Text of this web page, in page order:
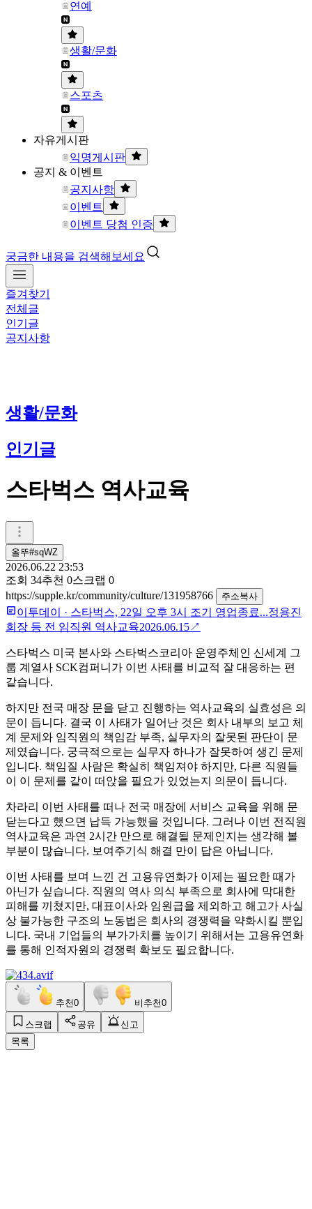
연예
생활/문화
스포츠
자유게시판
익명게시판
공지 & 이벤트
공지사항
이벤트
이벤트 당첨 인증
궁금한 내용을 검색해보세요
즐겨찾기
전체글
인기글
공지사항
생활/문화
인기글
스타벅스 역사교육
올뚜#sqWZ
2026.06.22 23:53
조회 34추천 0스크랩 0
https://supple.kr/community/culture/131958766
주소복사
이투데이 · 스타벅스, 22일 오후 3시 조기 영업종료...정용진
회장 등 전 임직원 역사교육2026.06.15↗
스타벅스 미국 본사와 스타벅스코리아 운영주체인 신세계 그
룹 계열사 SCK컴퍼니가 이번 사태를 비교적 잘 대응하는 편
같습니다.
하지만 전국 매장 문을 닫고 진행하는 역사교육의 실효성은 의
문이 듭니다. 결국 이 사태가 일어난 것은 회사 내부의 보고 체
계 문제와 임직원의 책임감 부족, 실무자의 잘못된 판단이 문
제였습니다. 궁극적으로는 실무자 하나가 잘못하여 생긴 문제
입니다. 책임질 사람은 확실히 책임져야 하지만, 다른 직원들
이 이 문제를 같이 떠앉을 필요가 있었는지 의문이 듭니다.
차라리 이번 사태를 떠나 전국 매장에 서비스 교육을 위해 문
닫는다고 했으면 납득 가능했을 것입니다. 그러나 이번 전직원
역사교육은 과연 2시간 만으로 해결될 문제인지는 생각해 볼
부분이 많습니다. 보여주기식 해결 만이 답은 아닙니다.
이번 사태를 보며 느낀 건 고용유연화가 이제는 필요한 때가
아닌가 싶습니다. 직원의 역사 의식 부족으로 회사에 막대한
피해를 끼쳤지만, 대표이사와 임원급을 제외하고 해고가 사실
상 불가능한 구조의 노동법은 회사의 경쟁력을 약화시킬 뿐입
니다. 국내 기업들의 부가가치를 높이기 위해서는 고용유연화
를 통해 인적자원의 경쟁력 확보도 필요합니다.
추천0 비추천0
스크랩 공유
신고
목록